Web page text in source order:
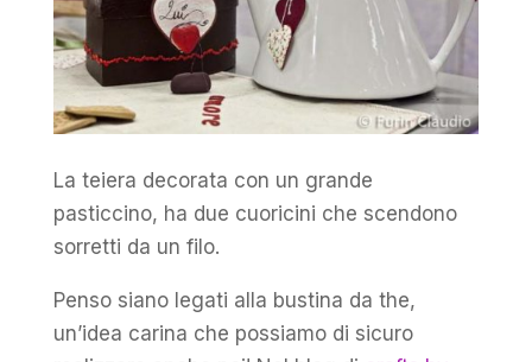
La teiera decorata con un grande
pasticcino, ha due cuoricini che scendono
sorretti da un filo.
Penso siano legati alla bustina da the,
un’idea carina che possiamo di sicuro